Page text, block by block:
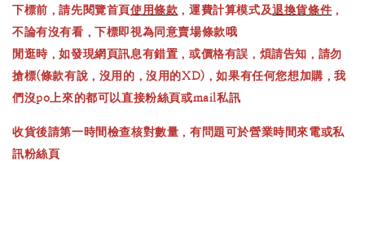
下標前，請先閱覽首頁使用條款 ，運費計算模式及退換貨條件 ，
不論有沒有看，下標即視為同意賣場條款哦
閒逛時，如發現網頁訊息有錯置，或價格有誤，煩請告知，請勿
搶標(條款有說，沒用的，沒用的XD)，如果有任何您想加購，我
們沒po上來的都可以直接粉絲頁或mail私訊
收貨後請第一時間檢查核對數量，有問題可於營業時間來電或私
訊粉絲頁